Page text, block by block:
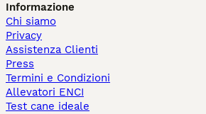
Informazione
Chi siamo
Privacy
Assistenza Clienti
Press
Termini e Condizioni
Allevatori ENCI
Test cane ideale